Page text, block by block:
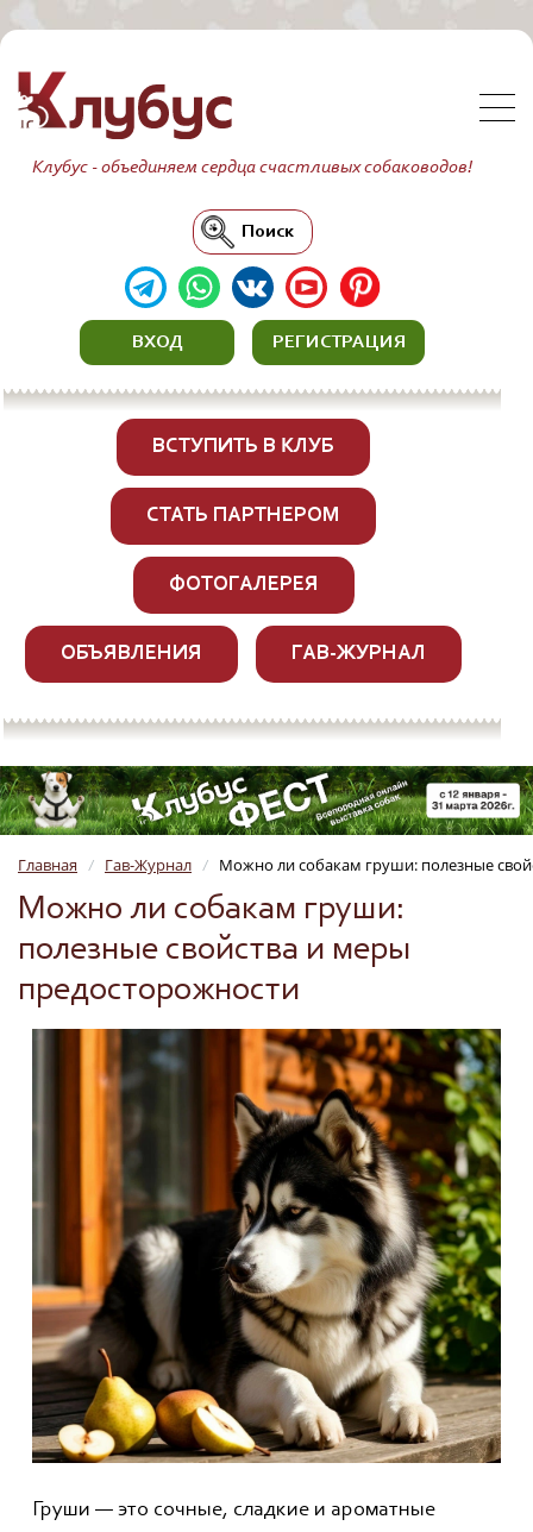
Клубус - объединяем сердца счастливых собаководов!
Поиск
ВХОД РЕГИСТРАЦИЯ
ВСТУПИТЬ В КЛУБ
СТАТЬ ПАРТНЕРОМ
ФОТОГАЛЕРЕЯ
ОБЪЯВЛЕНИЯ ГАВ-ЖУРНАЛ
Главная / Гав-Журнал / Можно ли собакам груши: полезные
Можно ли собакам груши:
полезные свойства и меры
предосторожности
Груши — это сочные, сладкие и ароматные